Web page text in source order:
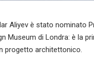
Aliyev è stato nominato
Museum di Londra: è la
progetto architettonico.